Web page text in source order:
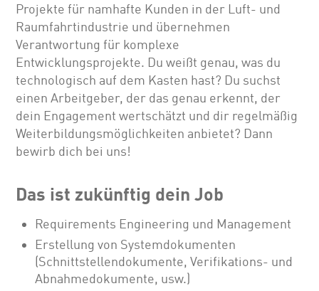
Projekte für namhafte Kunden in der Luft- und
Raumfahrtindustrie und übernehmen
Verantwortung für komplexe
Entwicklungsprojekte. Du weißt genau, was du
technologisch auf dem Kasten hast? Du suchst
einen Arbeitgeber, der das genau erkennt, der
dein Engagement wertschätzt und dir regelmäßig
Weiterbildungsmöglichkeiten anbietet? Dann
bewirb dich bei uns!
Das ist zukünftig dein Job
Requirements Engineering und Management
Erstellung von Systemdokumenten
(Schnittstellendokumente, Verifikations- und
Abnahmedokumente, usw.)